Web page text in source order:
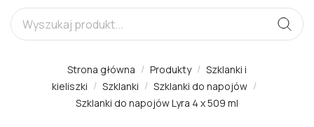
Strona główna Produkty
Szklanki i
kieliszki
Szklanki
Szklanki do napojów
Szklanki do napojów Lyra 4 x 509 ml